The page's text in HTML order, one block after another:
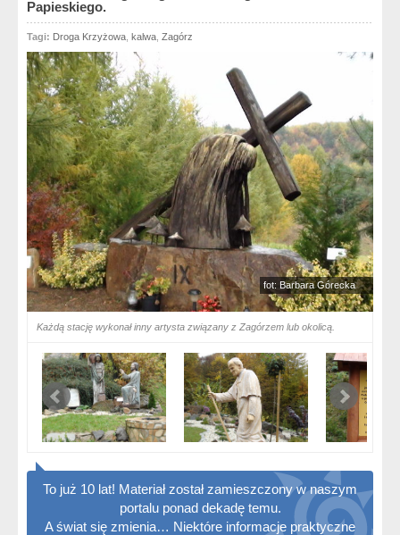
Papieskiego.
Tagi: Droga Krzyżowa kalwa Zagórz
fot: Barbara Górecka
Każdą stację wykonał inny artysta związany z Zagórzem lub okolicą.
To już 10 lat! Materiał został zamieszczony w naszym
portalu ponad dekadę temu.
A świat się zmienia… Niektóre informacje praktyczne